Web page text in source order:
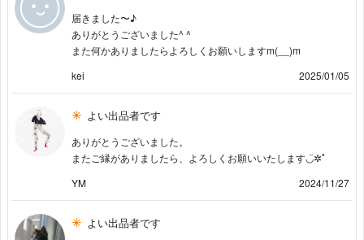
届きました〜♪
ありがとうございました^ ^
また何かありましたらよろしくお願いしますm(__)m
kei
2025/01/05
よい出品者です
ありがとうございました。
またご縁がありましたら、よろしくお願いいたします◡̈✲ﾟ
YM
2024/11/27
よい出品者です